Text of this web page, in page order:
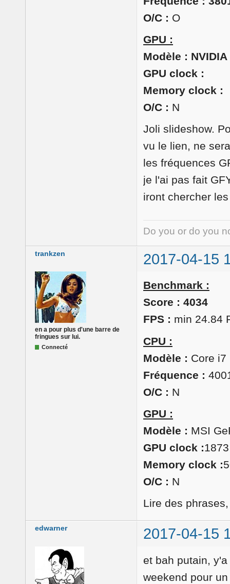
O/C : O
GPU :
Modèle :
GPU clock :
Memory clock :
O/C : N
Joli slideshow.
vu le lien, ne
les fréquences
je l'ai pas fait
iront chercher
Do you or do you
trankzen 2017-04-15
en a pour plus d'une barre de
fringues sur lui.
Connecté
Benchmark :
Score : 4034
FPS : min 24.84
CPU :
Modèle : Core i7
Fréquence :
O/C : N
GPU :
Modèle : MSI
GPU clock :
Memory clock :
O/C : N
Lire des
edwarner 2017-04-15
et bah putain,
weekend pour